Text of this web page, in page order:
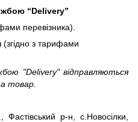
“Delivery”
перевізника).
(згідно з тарифами
"Delivery" відправляються
товар.
р-н, с.Новосілки,